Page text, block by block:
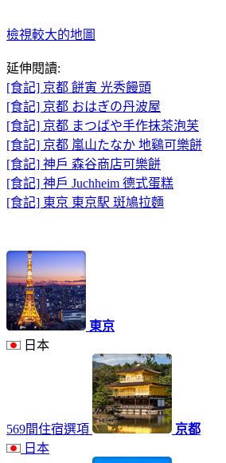
檢視較大的地圖
延伸閱讀:
[食記] 京都 餅寅 光秀饅頭
[食記] 京都 おはぎの丹波屋
[食記] 京都 まつばや手作抹茶泡芙
[食記] 京都 嵐山たなか 地鷄可樂餅
[食記] 神戶 森谷商店可樂餅
[食記] 神戶 Juchheim 德式蛋糕
[食記] 東京 東京駅 斑鳩拉麵
東京
日本
569間住宿選項
京都
日本